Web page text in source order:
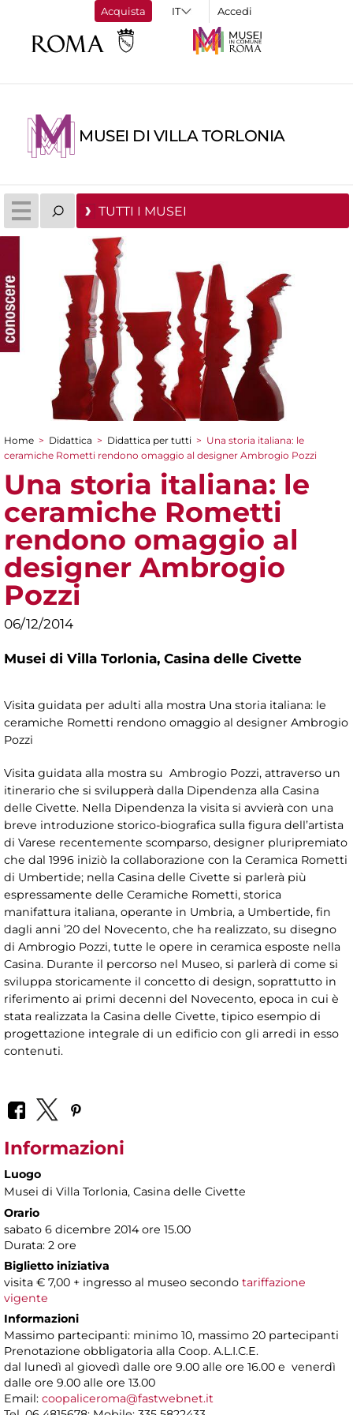
Acquista Accedi
MUSEI DI VILLA TORLONIA
TUTTI I MUSEI
Tu sei qui
Home > Didattica > Didattica per tutti > Una storia italiana: le
ceramiche Rometti rendono omaggio al designer Ambrogio Pozzi
Una storia italiana: le
ceramiche Rometti
rendono omaggio al
designer Ambrogio
Pozzi
06/12/2014
Musei di Villa Torlonia, Casina delle Civette
Visita guidata per adulti alla mostra Una storia italiana: le
ceramiche Rometti rendono omaggio al designer Ambrogio
Pozzi
Visita guidata alla mostra su Ambrogio Pozzi, attraverso un
itinerario che si svilupperà dalla Dipendenza alla Casina
delle Civette. Nella Dipendenza la visita si avvierà con una
breve introduzione storico-biografica sulla figura dell’artista
di Varese recentemente scomparso, designer pluripremiato
che dal 1996 iniziò la collaborazione con la Ceramica Rometti
di Umbertide; nella Casina delle Civette si parlerà più
espressamente delle Ceramiche Rometti, storica
manifattura italiana, operante in Umbria, a Umbertide, fin
dagli anni ’20 del Novecento, che ha realizzato, su disegno
di Ambrogio Pozzi, tutte le opere in ceramica esposte nella
Casina. Durante il percorso nel Museo, si parlerà di come si
sviluppa storicamente il concetto di design, soprattutto in
riferimento ai primi decenni del Novecento, epoca in cui è
stata realizzata la Casina delle Civette, tipico esempio di
progettazione integrale di un edificio con gli arredi in esso
contenuti.
Informazioni
Luogo
Musei di Villa Torlonia, Casina delle Civette
Orario
sabato 6 dicembre 2014 ore 15.00
Durata: 2 ore
Biglietto iniziativa
visita € 7,00 + ingresso al museo secondo tariffazione
vigente
Informazioni
Massimo partecipanti: minimo 10, massimo 20 partecipanti
Prenotazione obbligatoria alla Coop. A.L.I.C.E.
dal lunedì al giovedì dalle ore 9.00 alle ore 16.00 e venerdì
dalle ore 9.00 alle ore 13.00
Email: coopaliceroma@fastwebnet.it